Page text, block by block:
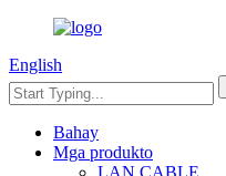
English
Bahay
Mga produkto
LAN CABLE